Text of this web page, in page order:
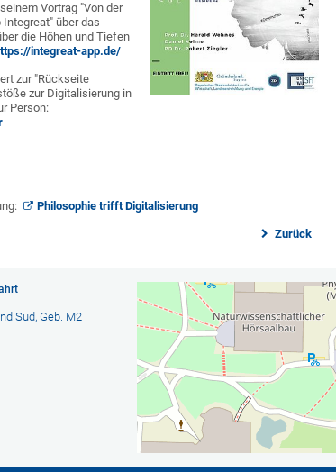
Vortrag "Von der
über das
die Höhen und Tiefen
integreat-app.de/
zur "Rückseite
zur Digitalisierung in
Person:
Philosophie trifft Digitalisierung
Zurück
Süd, Geb. M2